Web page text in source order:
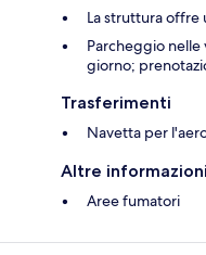
La struttura offre
Parcheggio nelle
giorno;
Trasferimenti
Navetta per
Altre informazioni
Aree fumatori